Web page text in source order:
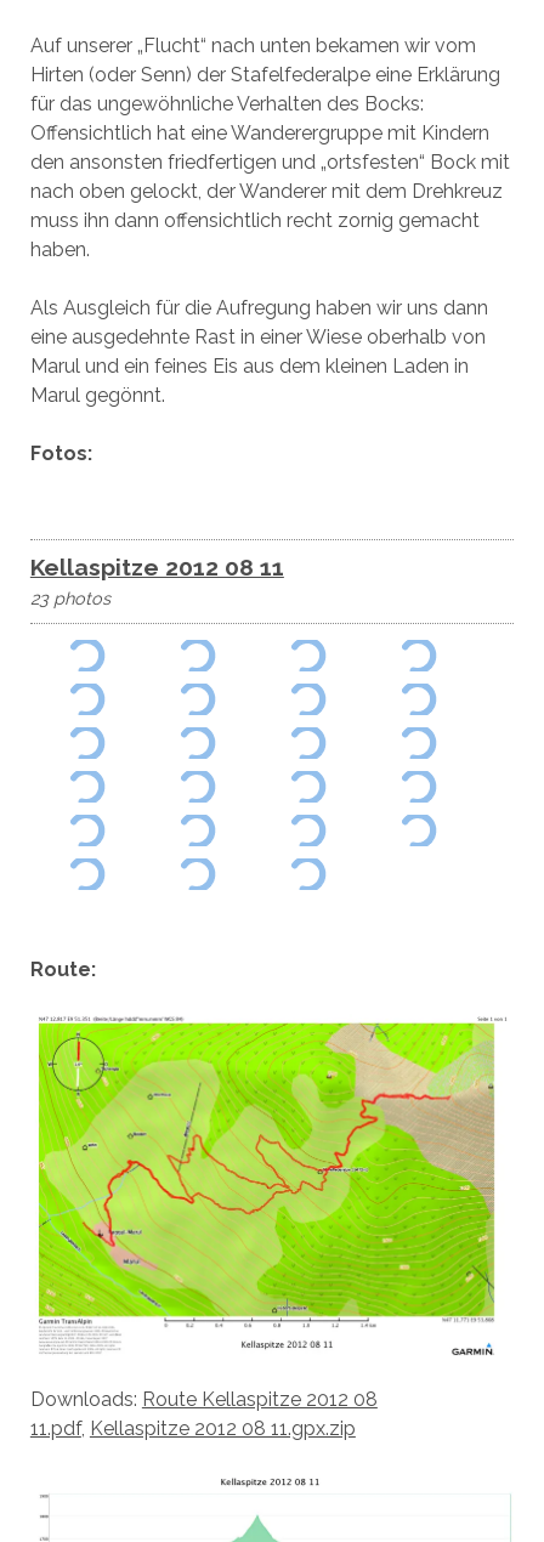
Auf unserer „Flucht“ nach unten bekamen wir vom
Hirten (oder Senn) der Stafelfederalpe eine Erklärung
für das ungewöhnliche Verhalten des Bocks:
Offensichtlich hat eine Wanderergruppe mit Kindern
den ansonsten friedfertigen und „ortsfesten“ Bock mit
nach oben gelockt, der Wanderer mit dem Drehkreuz
muss ihn dann offensichtlich recht zornig gemacht
haben.
Als Ausgleich für die Aufregung haben wir uns dann
eine ausgedehnte Rast in einer Wiese oberhalb von
Marul und ein feines Eis aus dem kleinen Laden in
Marul gegönnt.
Fotos:
Kellaspitze 2012 08 11
23 photos
Route:
Downloads: Route Kellaspitze 2012 08
11.pdf, Kellaspitze 2012 08 11.gpx.zip